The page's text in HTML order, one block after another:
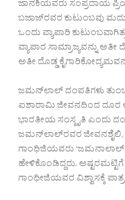
ಜಾನಕಿಯವರು ಸಂಪ್ರದಾಯ
ಬಜಾಜ್‍ರವರ ಕುಟುಂಬವು
ಒಂದು ವ್ಯಾಪಾರಿ
ವ್ಯಾಪಾರ ಸಾಮ್ರಾಜ್ಯವನ್ನು
ಅತೀ ದೊಡ್ಡ
ಜಮನ್‍ಲಾಲ್ ದಂಪತಿಗಳು ತುಂಬಾ
ಐಶಾರಾಮಿ ಜೀವನದಿಂದ ದೂರ
ಭಾರತೀಯ ಸಂಸ್ಕೃತಿ ಎಂದು
ಜಮನ್‍ಲಾಲ್‍ರವರ ಜೀವನಶೈಲಿ,
ಗಾಂಧಿಜಿಯವರು ‘ಜಮನಾಲಾಲ್
ಹೇಳಿಕೊಂಡಿದ್ದರು.
ಗಾಂಧೀಜಿಯವರ ವಿಶ್ವಾಸಕ್ಕೆ